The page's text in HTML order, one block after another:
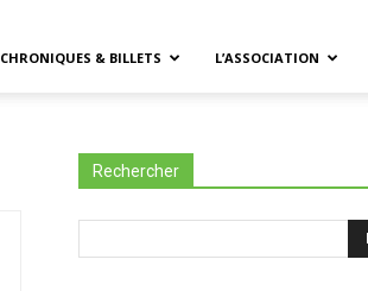
CHRONIQUES & BILLETS L’ASSOCIATION
Rechercher